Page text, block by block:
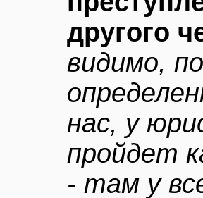
другого
видимо,
нас, у
пройдет
- там у